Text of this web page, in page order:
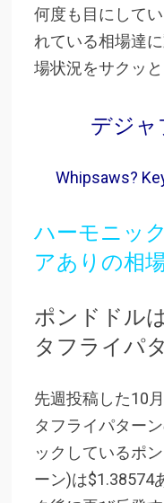
何度も目にして
れている相場達
場状況をサクッと
デジャ
Whipsaws?
ハーモニッ
アありの相
ポンドドル
タフライパ
先週投稿した10
タフライパター
ックしているポ
ーン)は$1.38574